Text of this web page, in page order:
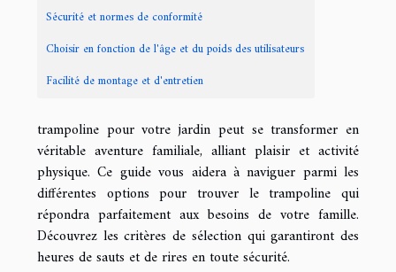
Sécurité et normes de conformité
Choisir en fonction de l'âge et du poids des utilisateurs
Facilité de montage et d'entretien
trampoline pour votre jardin peut se transformer en
véritable aventure familiale, alliant plaisir et activité
physique. Ce guide vous aidera à naviguer parmi les
différentes options pour trouver le trampoline qui
répondra parfaitement aux besoins de votre famille.
Découvrez les critères de sélection qui garantiront des
heures de sauts et de rires en toute sécurité.